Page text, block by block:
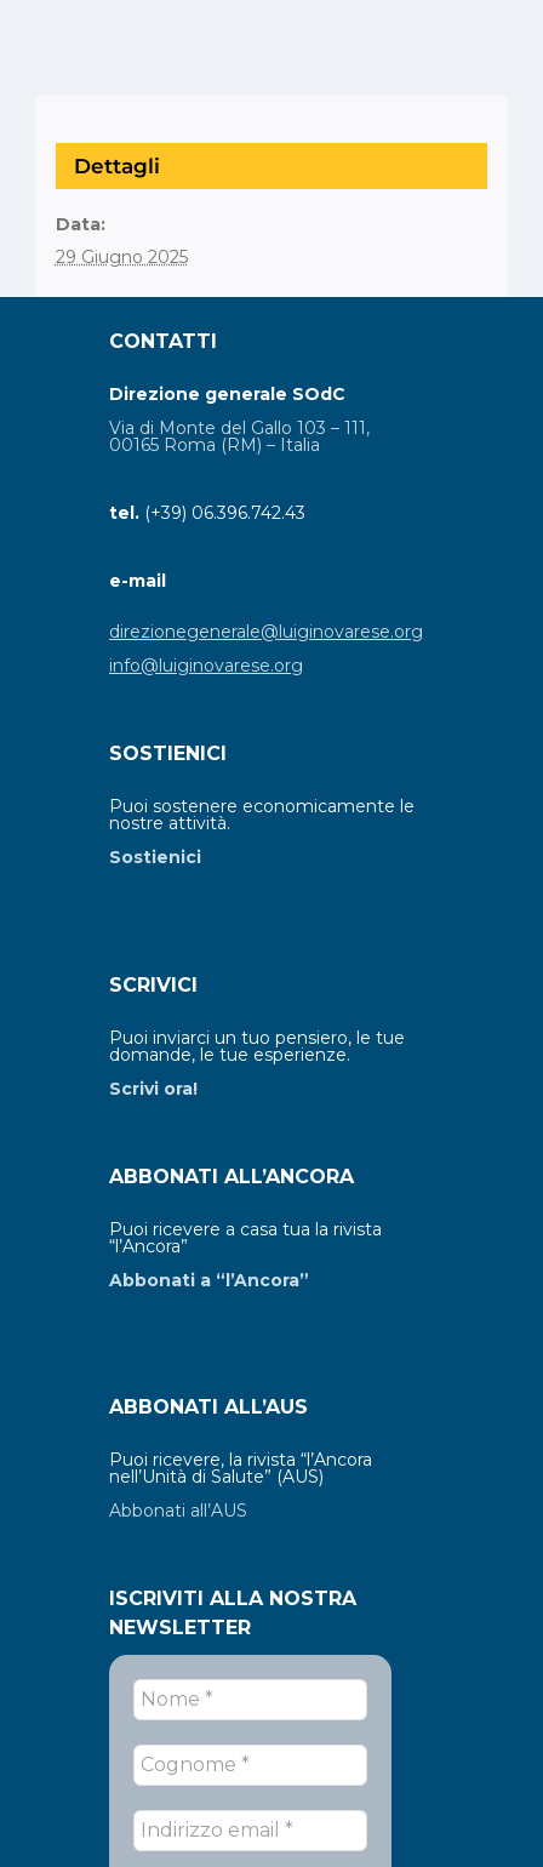
Dettagli
Data:
29 Giugno 2025
CONTATTI
Direzione generale SOdC
Via di Monte del Gallo 103 – 111,
00165 Roma (RM) – Italia
tel. (+39) 06.396.742.43
e-mail
direzionegenerale@luiginovarese.org
info@luiginovarese.org
SOSTIENICI
Puoi sostenere economicamente le
nostre attività.
Sostienici
SCRIVICI
Puoi inviarci un tuo pensiero, le tue
domande, le tue esperienze.
Scrivi ora!
ABBONATI ALL’ANCORA
Puoi ricevere a casa tua la rivista
“l’Ancora”
Abbonati a “l’Ancora”
ABBONATI ALL’AUS
Puoi ricevere, la rivista “l’Ancora
nell’Unità di Salute” (AUS)
Abbonati all’AUS
ISCRIVITI ALLA NOSTRA
NEWSLETTER